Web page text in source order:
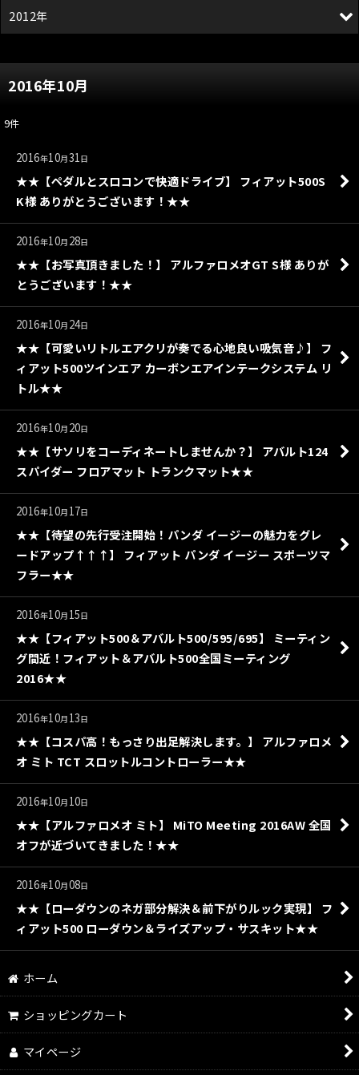
2016年10月
9件
2016年10月31日
★★【ペダルとスロコンで快適ドライブ】 フィアット500S
K様 ありがとうございます！★★
2016年10月 28日
★★【お写真頂きました！】 アルファロメオGT S様 ありが
とうございます！★★
2016年10月 24日
★★【可愛いリトルエアクリが奏でる心地良い吸気音♪】 フ
ィアット500ツインエア カーボンエアインテークシステム リ
トル★★
2016年10月 20日
★★【サソリをコーディネートしませんか？】 アバルト124
スパイダー フロアマット トランクマット★★
2016年10月 17日
★★【待望の先行受注開始！パンダ イージーの魅力をグレ
ードアップ↑↑↑】 フィアット パンダ イージー スポーツマ
フラー★★
2016年10月 15日
★★【フィアット500＆アバルト500/595/695】 ミーティン
グ間近！フィアット＆アバルト500全国ミーティング
2016★★
2016年10月 13日
★★【コスパ高！もっさり出足解決します。】 アルファロメ
オ ミト TCT スロットルコントローラー★★
2016年10月 10日
★★【アルファロメオ ミト】 MiTO Meeting 2016AW 全国
オフが近づいてきました！★★
2016年10月08日
★★【ローダウンのネガ部分解決＆前下がりルック実現】 フ
ィアット500 ローダウン＆ライズアップ・サスキット★★
2012年
ホーム
ショッピングカート
マイページ